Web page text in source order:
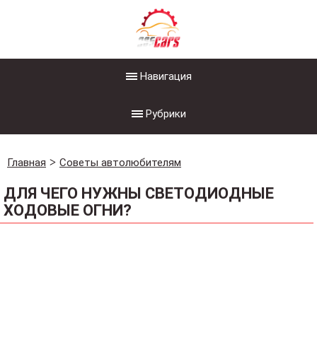
Навигация
Рубрики
Главная Советы автолюбителям
ДЛЯ ЧЕГО НУЖНЫ СВЕТОДИОДНЫЕ
ХОДОВЫЕ ОГНИ?